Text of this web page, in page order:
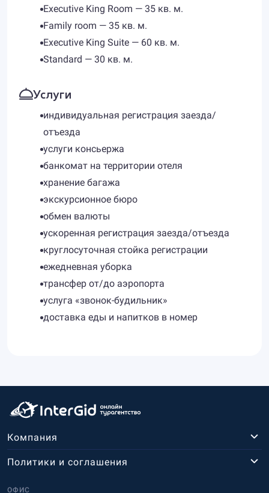
Executive King Room — 35 кв. м.
Family room — 35 кв. м.
Executive King Suite — 60 кв. м.
Standard — 30 кв. м.
Услуги
индивидуальная регистрация заезда/
отъезда
услуги консьержа
банкомат на территории отеля
хранение багажа
экскурсионное бюро
обмен валюты
ускоренная регистрация заезда/отъезда
круглосуточная стойка регистрации
ежедневная уборка
трансфер от/до аэропорта
услуга «звонок-будильник»
доставка еды и напитков в номер
Компания
ОФИС
Политики и соглашения